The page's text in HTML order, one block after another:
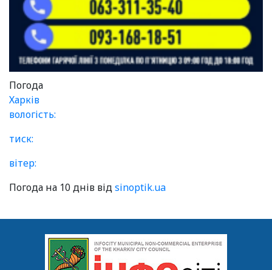
Погода
Харків
вологість:
тиск:
вітер:
Погода на 10 днів відsinoptik.ua